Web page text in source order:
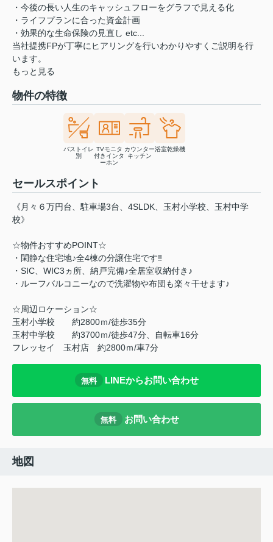
・今後の長い人生のキャッシュフローをグラフで見える化
・ライフプランに合った資金計画
・効果的な生命保険の見直し etc...
当社提携FPが丁寧にヒアリングを行いわかりやすくご説明を行
います。
もっと見る
物件の特徴
バストイレ
別
TVモニタ
付きインタ
ーホン
カウンター
キッチン
浴室乾燥機
セールスポイント
《月々６万円台、駐車場3台、4SLDK、玉村小学校、玉村中学
校》
☆物件おすすめPOINT☆
・閑静な住宅地♪全4棟の分譲住宅です‼
・SIC、WIC3ヵ所、納戸完備♪全居室収納付き♪
・ルーフバルコニーなので洗濯物や布団も楽々干せます♪
☆周辺ロケーション☆
玉村小学校 約2800ｍ/徒歩35分
玉村中学校 約3700ｍ/徒歩47分、自転車16分
フレッセイ 玉村店 約2800ｍ/車7分
無料 LINEからお問い合わせ
無料 お問い合わせ
地図